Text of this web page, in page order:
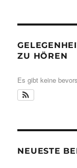
ZU HÖREN
Es gibt keine
NEUESTE